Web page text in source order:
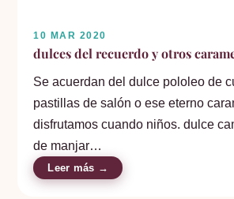
10 MAR 2020
dulces del recuerdo y otros
Se acuerdan del dulce pololeo de
pastillas de salón o ese eterno
disfrutamos cuando niños. dulce
de manjar…
Leer más →